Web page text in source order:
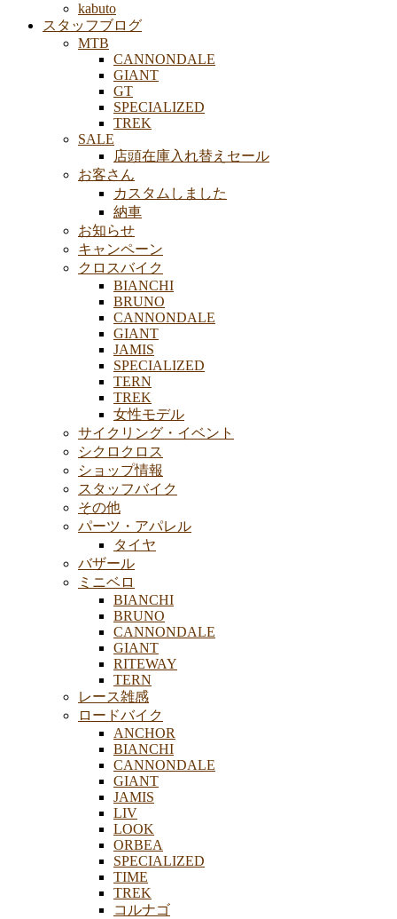
kabuto
スタッフブログ
MTB
CANNONDALE
GIANT
GT
SPECIALIZED
TREK
SALE
店頭在庫入れ替えセール
お客さん
カスタムしました
納車
お知らせ
キャンペーン
クロスバイク
BIANCHI
BRUNO
CANNONDALE
GIANT
JAMIS
SPECIALIZED
TERN
TREK
女性モデル
サイクリング・イベント
シクロクロス
ショップ情報
スタッフバイク
その他
パーツ・アパレル
タイヤ
バザール
ミニベロ
BIANCHI
BRUNO
CANNONDALE
GIANT
RITEWAY
TERN
レース雑感
ロードバイク
ANCHOR
BIANCHI
CANNONDALE
GIANT
JAMIS
LIV
LOOK
ORBEA
SPECIALIZED
TIME
TREK
コルナゴ